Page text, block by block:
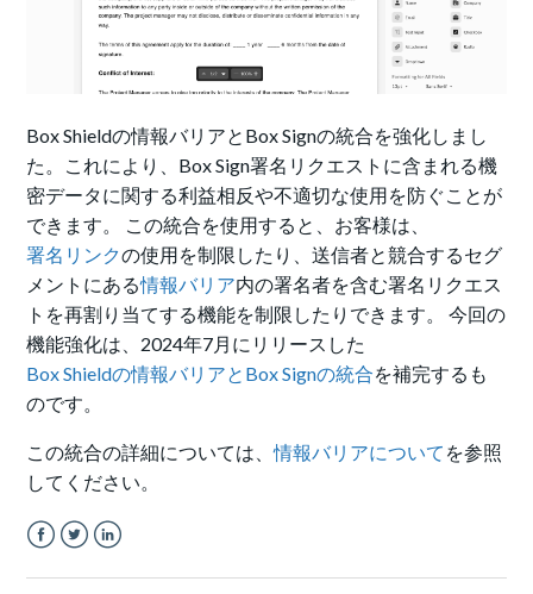
Box Shieldの情報バリアとBox Signの統合を強化しまし
た。これにより、Box Sign署名リクエストに含まれる機
密データに関する利益相反や不適切な使用を防ぐことが
できます。 この統合を使用すると、お客様は、
署名リンクの使用を制限したり、送信者と競合するセグ
メントにある情報バリア内の署名者を含む署名リクエス
トを再割り当てする機能を制限したりできます。 今回の
機能強化は、2024年7月にリリースした
Box Shieldの情報バリアとBox Signの統合を補完するも
のです。
この統合の詳細については、情報バリアについて を参照
してください。